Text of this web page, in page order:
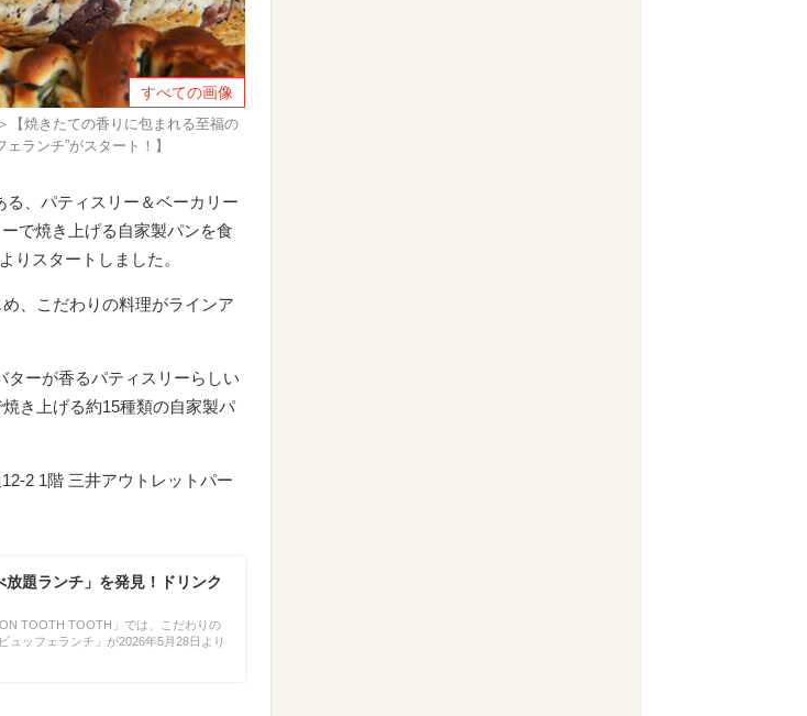
すべての画像
【焼きたての香りに包まれる至福の
ランチ”がスタート！】
、パティスリー＆ベーカリー
で焼き上げる自家製パンを食
りスタートしました。
、こだわりの料理がラインア
ーが香るパティスリーらしい
き上げる約15種類の自家製パ
2 1階 三井アウトレットパー
放題ランチ」を発見！ドリンク
TOOTH TOOTH」では、こだわりの
ュッフェランチ」が2026年5月28日より